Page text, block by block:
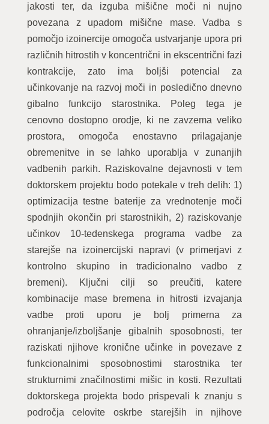
jakosti ter, da izguba mišične moči ni nujno
povezana z upadom mišične mase. Vadba s
pomočjo izoinercije omogoča ustvarjanje upora pri
različnih hitrostih v koncentrični in ekscentrični fazi
kontrakcije, zato ima boljši potencial za
učinkovanje na razvoj moči in posledično dnevno
gibalno funkcijo starostnika. Poleg tega je
cenovno dostopno orodje, ki ne zavzema veliko
prostora, omogoča enostavno prilagajanje
obremenitve in se lahko uporablja v zunanjih
vadbenih parkih. Raziskovalne dejavnosti v tem
doktorskem projektu bodo potekale v treh delih: 1)
optimizacija testne baterije za vrednotenje moči
spodnjih okončin pri starostnikih, 2) raziskovanje
učinkov 10-tedenskega programa vadbe za
starejše na izoinercijski napravi (v primerjavi z
kontrolno skupino in tradicionalno vadbo z
bremeni). Ključni cilji so preučiti, katere
kombinacije mase bremena in hitrosti izvajanja
vadbe proti uporu je bolj primerna za
ohranjanje/izboljšanje gibalnih sposobnosti, ter
raziskati njihove kronične učinke in povezave z
funkcionalnimi sposobnostimi starostnika ter
strukturnimi značilnostimi mišic in kosti. Rezultati
doktorskega projekta bodo prispevali k znanju s
področja celovite oskrbe starejših in njihove